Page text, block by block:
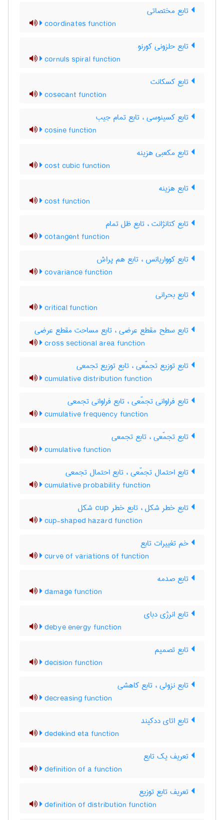
تابع مختصاتی
coordinates function
تابع حلزونی کورنو
cornuls spiral function
تابع کسکانت
cosecant function
تابع کسینوسی ، تابع تمام جیب
cosine function
تابع مکعبی هزینه
cost cubic function
تابع هزینه
cost function
تابع کتانژانت ، تابع ظل تمام
cotangent function
تابع کوواریانس ، تابع هم پراش
covariance function
تابع بحرانی
critical function
تابع سطح مقطع عرضی ، تابع مساحت مقطع عرضی
cross sectional area function
تابع توزیع تجمّعی ، تابع توزیع تجمعی
cumulative distribution function
تابع فراوانی تجمّعی ، تابع فراوانی تجمعی
cumulative frequency function
تابع تجمّعی ، تابع تجمعی
cumulative function
تابع احتمال تجمّعی ، تابع احتمال تجمعی
cumulative probability function
تابع خطر شکل ، تابع خطر ‌c‌u‌p شکل
cup-shaped hazard function
خم تغییرات تابع
curve of variations of function
تابع صدمه
damage function
تابع انرژی دبای
debye energy function
تابع تصمیم
decision function
تابع نزولی ، تابع کاهشی
decreasing function
تابع اتای ددکیند
dedekind eta function
تعریف یک تابع
definition of a function
تعریف تابع توزیع
definition of distribution function